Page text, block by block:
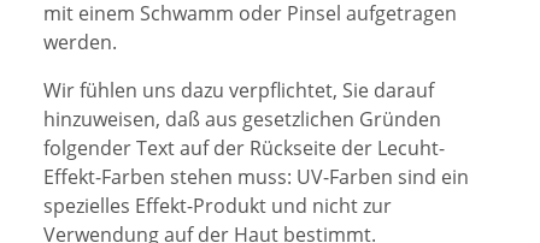
mit einem Schwamm oder Pinsel aufgetragen
werden.
Wir fühlen uns dazu verpflichtet, Sie darauf
hinzuweisen, daß aus gesetzlichen Gründen
folgender Text auf der Rückseite der Lecuht-
Effekt-Farben stehen muss: UV-Farben sind ein
spezielles Effekt-Produkt und nicht zur
Verwendung auf der Haut bestimmt.